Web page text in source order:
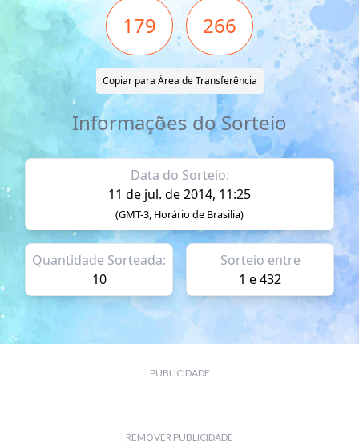
179 266
Copiar para Área de Transferência
Informações do Sorteio
Data do Sorteio:
11 de jul. de 2014, 11:25
(GMT-3, Horário de Brasilia)
Quantidade Sorteada:
10
Sorteio entre
1 e 432
PUBLICIDADE
REMOVER PUBLICIDADE